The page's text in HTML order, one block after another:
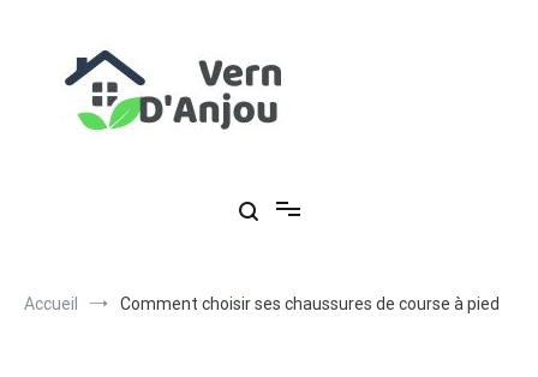
Accueil Comment choisir ses chaussures de course à pied